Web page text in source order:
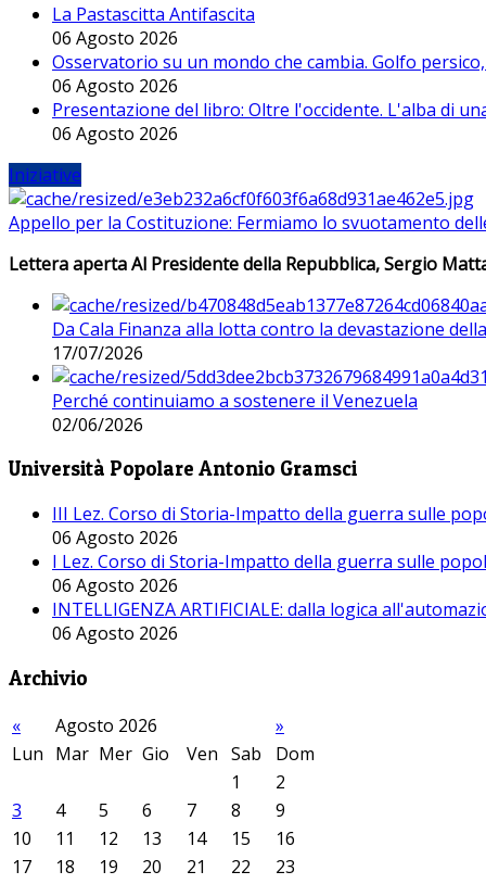
La Pastascitta Antifascita
06 Agosto 2026
Osservatorio su un mondo che cambia. Golfo
06 Agosto 2026
Presentazione del libro: Oltre l'occidente. L'alba di
06 Agosto 2026
Iniziative
Appello per la Costituzione: Fermiamo lo svuotamento
Lettera aperta Al Presidente della Repubblica, Sergio
Da Cala Finanza alla lotta contro la devastazione
17/07/2026
Perché continuiamo a sostenere il Venezuela
02/06/2026
Università Popolare Antonio Gramsci
III Lez. Corso di Storia-Impatto della guerra sulle
06 Agosto 2026
I Lez. Corso di Storia-Impatto della guerra sulle
06 Agosto 2026
INTELLIGENZA ARTIFICIALE: dalla logica
06 Agosto 2026
Archivio
« Agosto 2026
»
Lun Mar Mer Gio Ven Sab
Dom
1
2
3
4 5 6 7 8
9
10
11 12 13 14 15
16
17
18 19 20 21 22
23